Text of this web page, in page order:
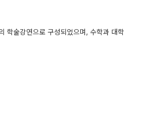
학술강연으로 구성되었으며, 수학과 대학